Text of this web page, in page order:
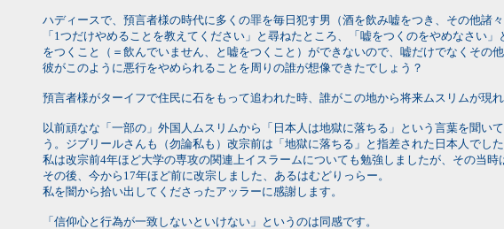
ハディースで、預言者様の時代に多くの罪を毎日犯す男（酒を飲み嘘をつき、その他諸
「1つだけやめることを教えてください」と尋ねたところ、「嘘をつくのをやめなさい
をつくこと（＝飲んでいません、と嘘をつくこと）ができないので、嘘だけでなくその
彼がこのように悪行をやめられることを周りの誰が想像できたでしょう？
預言者様がターイフで住民に石をもって追われた時、誰がこの地から将来ムスリムが現
以前頑なな「一部の」外国人ムスリムから「日本人は地獄に落ちる」という言葉を聞
う。ジブリールさんも（勿論私も）改宗前は「地獄に落ちる」と指差された日本人でした
私は改宗前4年ほど大学の専攻の関連上イスラームについても勉強しましたが、その当
その後、今から17年ほど前に改宗しました、あるはむどりっらー。
私を闇から拾い出してくださったアッラーに感謝します。
「信仰心と行為が一致しないといけない」というのは同感です。